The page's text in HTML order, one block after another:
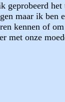
het
maar ik ben
kennen of om
met onze